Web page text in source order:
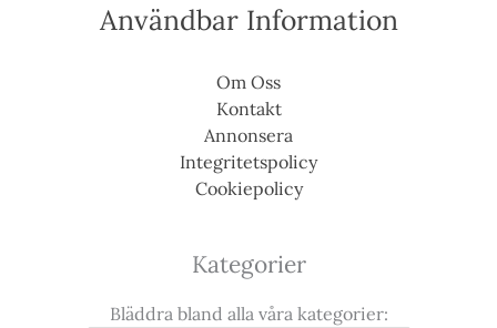
Användbar Information
Om Oss
Kontakt
Annonsera
Integritetspolicy
Cookiepolicy
Kategorier
Bläddra bland alla våra kategorier: